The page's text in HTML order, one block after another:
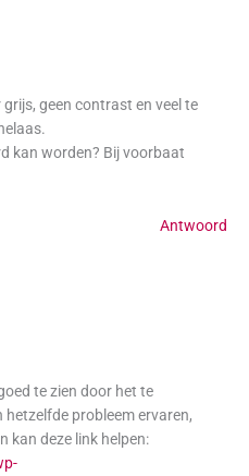
geen contrast en veel te
kan worden? Bij voorbaat
Antwoord
te zien door het te
probleem ervaren,
kan deze link helpen: